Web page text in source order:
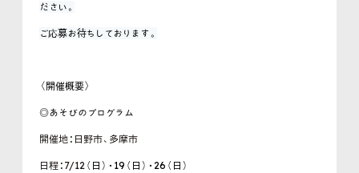
ださい。
ご応募お待ちしております。
〈開催概要〉
◎あそびのプログラム
開催地 ： 日野市、多摩市
日程 ： 7/12 （日）・19（日）・26（日）